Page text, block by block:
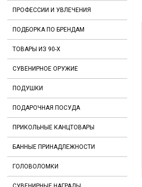
ПРОФЕССИИ И УВЛЕЧЕНИЯ
ПОДБОРКА ПО БРЕНДАМ
ТОВАРЫ ИЗ 90-Х
СУВЕНИРНОЕ ОРУЖИЕ
ПОДУШКИ
ПОДАРОЧНАЯ ПОСУДА
ПРИКОЛЬНЫЕ КАНЦТОВАРЫ
БАННЫЕ ПРИНАДЛЕЖНОСТИ
ГОЛОВОЛОМКИ